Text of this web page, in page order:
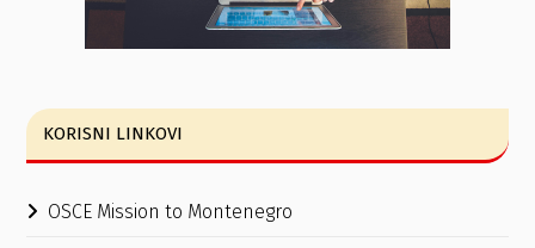
KORISNI LINKOVI
OSCE Mission to Montenegro